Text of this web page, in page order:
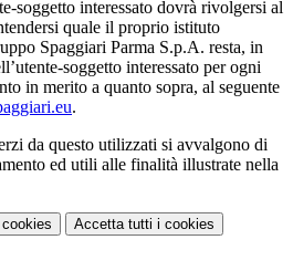
soggetto interessato dovrà rivolgersi al
quale il proprio istituto
Spaggiari Parma S.p.A. resta, in
soggetto interessato per ogni
in merito a quanto sopra, al seguente
.
da questo utilizzati si avvalgono di
ed utili alle finalità illustrate nella
Accetta tutti i cookies